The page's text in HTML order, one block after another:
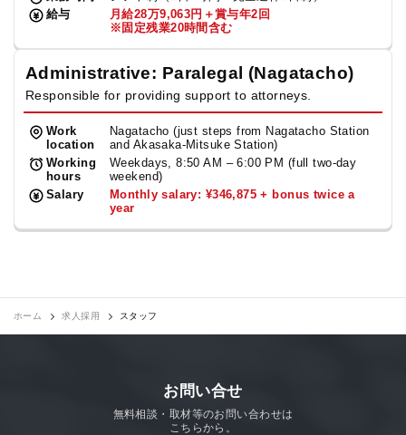
給与
月給28万9,063円＋賞与年2回
※固定残業20時間含む
Administrative: Paralegal (Nagatacho)
Responsible for providing support to attorneys.
Work
location
Nagatacho (just steps from Nagatacho Station
and Akasaka-Mitsuke Station)
Working
hours
Weekdays, 8:50 AM – 6:00 PM (full two-day
weekend)
Salary
Monthly salary: ¥346,875 + bonus twice a
year
ホーム 求人採用 スタッフ
お問い合せ
無料相談・取材等のお問い合わせは
こちらから。